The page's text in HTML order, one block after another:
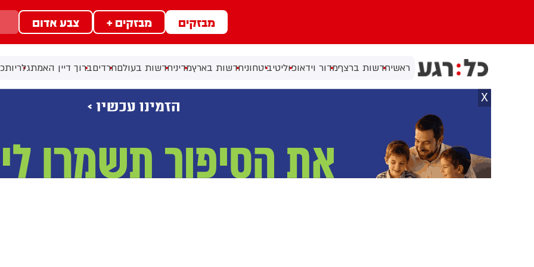
מבזקים מבזקים + צבע אדום
ראשיחדשות ברצףמדור וידאופוליטיביטחוניחדשות בארץמדיניחדשות בעולםחרדיםברוך דיין האמתגלריות
X